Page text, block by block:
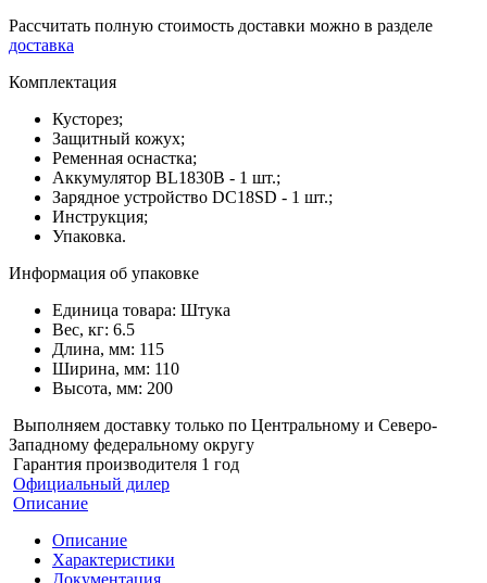
Рассчитать полную стоимость доставки можно в разделе
доставка
Комплектация
Кусторез;
Защитный кожух;
Ременная оснастка;
Аккумулятор BL1830B - 1 шт.;
Зарядное устройство DC18SD - 1 шт.;
Инструкция;
Упаковка.
Информация об упаковке
Единица товара: Штука
Вес, кг: 6.5
Длина, мм: 115
Ширина, мм: 110
Высота, мм: 200
Выполняем доставку только по Центральному и Северо-
Западному федеральному округу
Гарантия производителя 1 год
Официальный дилер
Описание
Описание
Характеристики